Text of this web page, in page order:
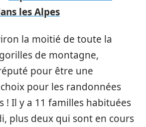
les Alpes
la moitié de toute la
de montagne,
pour être une
pour les randonnées
! Il y a 11 familles habituées
plus deux qui sont en cours